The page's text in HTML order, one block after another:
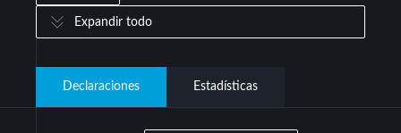
Expandir todo
Declaraciones Estadísticas